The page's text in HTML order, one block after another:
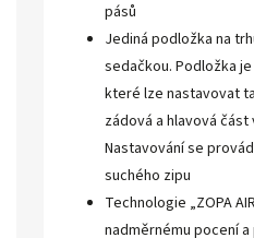
pásů
Jediná podložka na
sedačkou. Podložka
které lze nastavovat
zádová a hlavová
Nastavování se
suchého zipu
Technologie „ZOPA
nadměrnému pocení